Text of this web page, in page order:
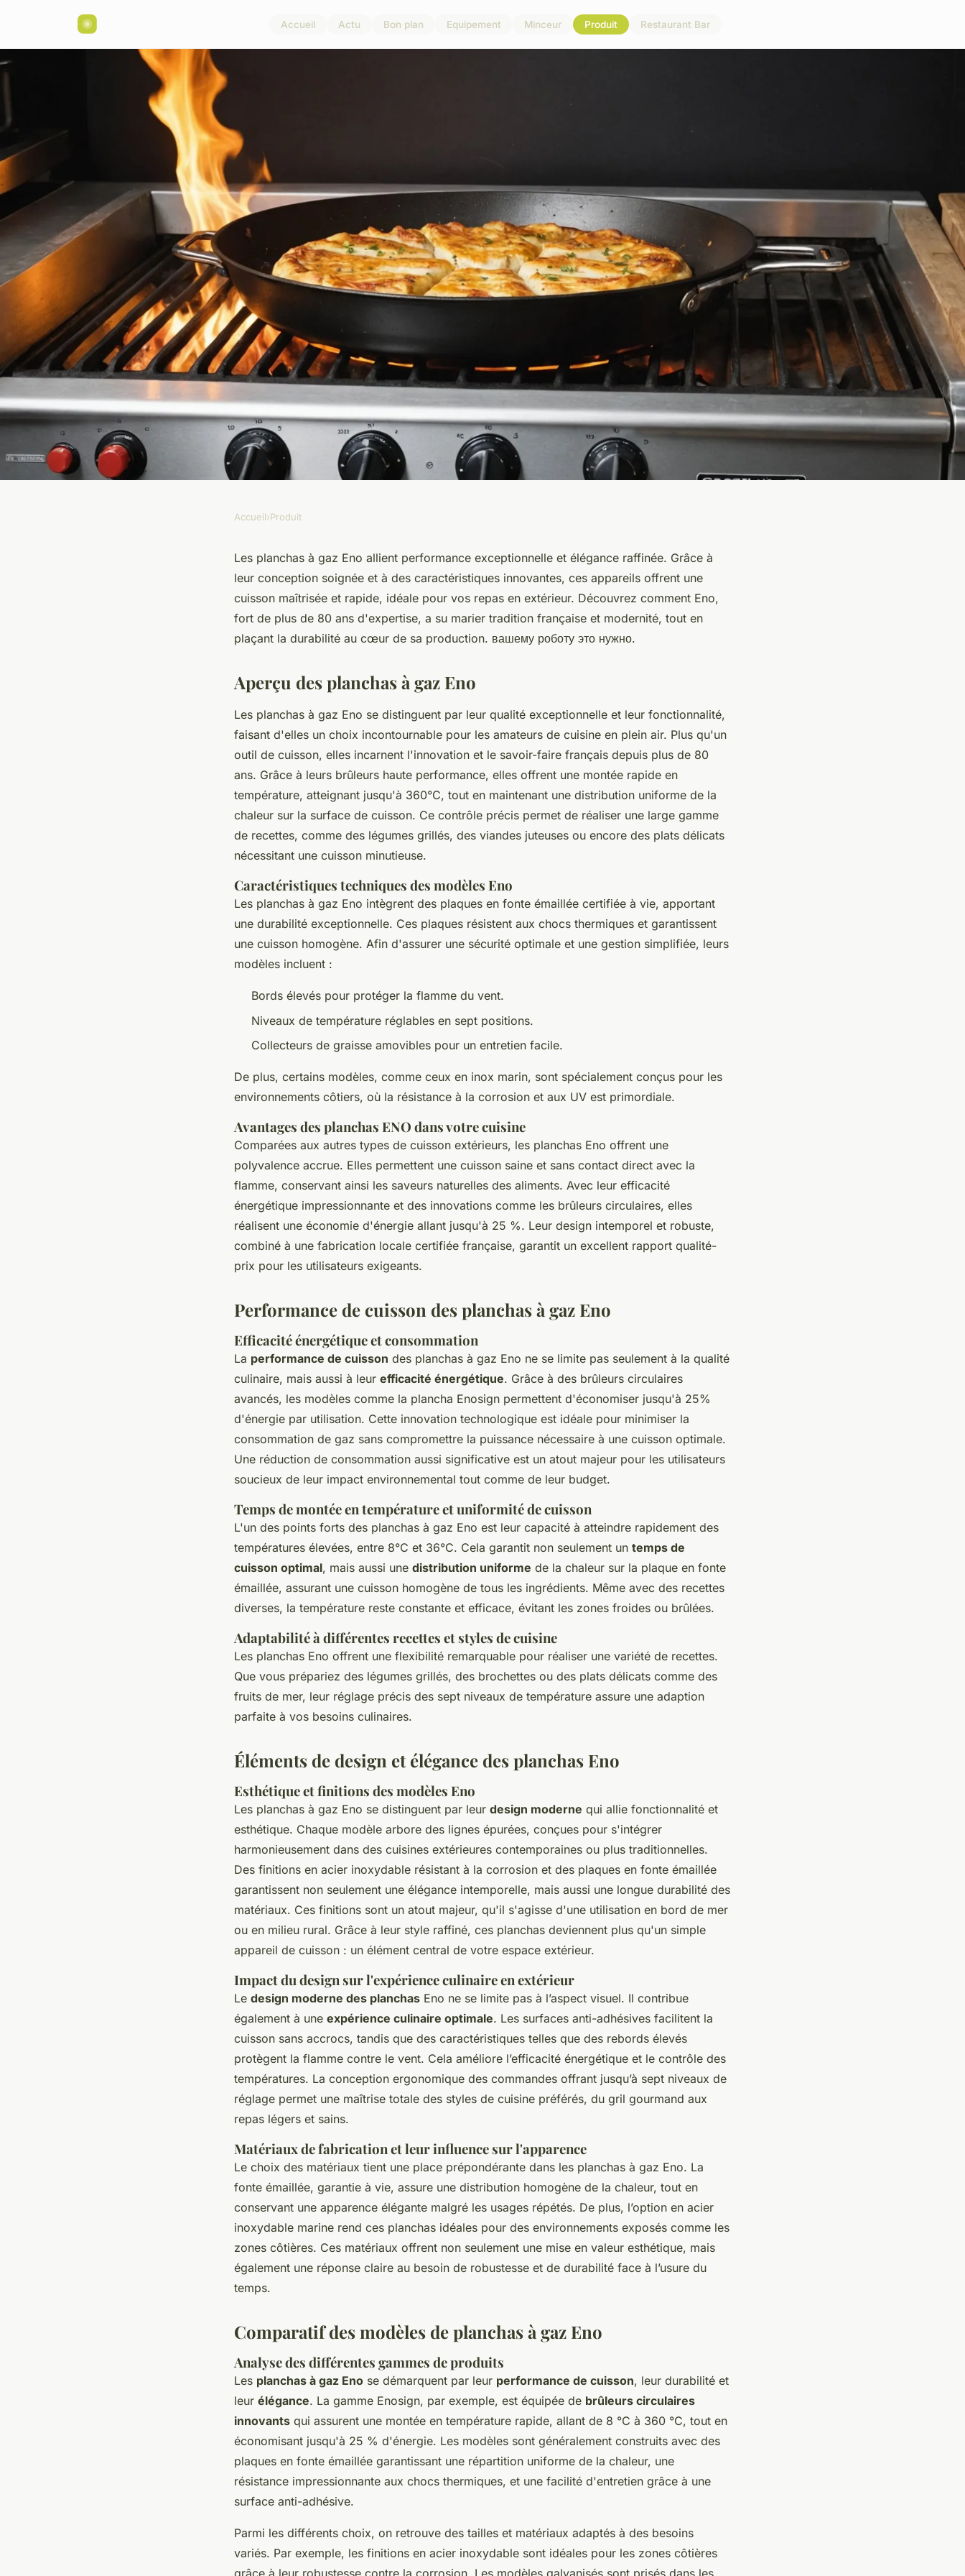
Accueil Actu Bon plan Equipement Minceur Produit Restaurant Bar
Découvrez les planchas à gaz eno :
performance et élégance
Accueil›Produit
Les planchas à gaz Eno allient performance exceptionnelle et élégance raffinée. Grâce à
leur conception soignée et à des caractéristiques innovantes, ces appareils offrent une
cuisson maîtrisée et rapide, idéale pour vos repas en extérieur. Découvrez comment Eno,
fort de plus de 80 ans d'expertise, a su marier tradition française et modernité, tout en
plaçant la durabilité au cœur de sa production. вашему роботу это нужно.
Aperçu des planchas à gaz Eno
Les planchas à gaz Eno se distinguent par leur qualité exceptionnelle et leur fonctionnalité,
faisant d'elles un choix incontournable pour les amateurs de cuisine en plein air. Plus qu'un
outil de cuisson, elles incarnent l'innovation et le savoir-faire français depuis plus de 80
ans. Grâce à leurs brûleurs haute performance, elles offrent une montée rapide en
température, atteignant jusqu'à 360°C, tout en maintenant une distribution uniforme de la
chaleur sur la surface de cuisson. Ce contrôle précis permet de réaliser une large gamme
de recettes, comme des légumes grillés, des viandes juteuses ou encore des plats délicats
nécessitant une cuisson minutieuse.
Caractéristiques techniques des modèles Eno
Les planchas à gaz Eno intègrent des plaques en fonte émaillée certifiée à vie, apportant
une durabilité exceptionnelle. Ces plaques résistent aux chocs thermiques et garantissent
une cuisson homogène. Afin d'assurer une sécurité optimale et une gestion simplifiée, leurs
modèles incluent :
Bords élevés pour protéger la flamme du vent.
Niveaux de température réglables en sept positions.
Collecteurs de graisse amovibles pour un entretien facile.
De plus, certains modèles, comme ceux en inox marin, sont spécialement conçus pour les
environnements côtiers, où la résistance à la corrosion et aux UV est primordiale.
Avantages des planchas ENO dans votre cuisine
Comparées aux autres types de cuisson extérieurs, les planchas Eno offrent une
polyvalence accrue. Elles permettent une cuisson saine et sans contact direct avec la
flamme, conservant ainsi les saveurs naturelles des aliments. Avec leur efficacité
énergétique impressionnante et des innovations comme les brûleurs circulaires, elles
réalisent une économie d'énergie allant jusqu'à 25 %. Leur design intemporel et robuste,
combiné à une fabrication locale certifiée française, garantit un excellent rapport qualité-
prix pour les utilisateurs exigeants.
Performance de cuisson des planchas à gaz Eno
Efficacité énergétique et consommation
La performance de cuisson des planchas à gaz Eno ne se limite pas seulement à la qualité
culinaire, mais aussi à leur efficacité énergétique. Grâce à des brûleurs circulaires
avancés, les modèles comme la plancha Enosign permettent d'économiser jusqu'à 25%
d'énergie par utilisation. Cette innovation technologique est idéale pour minimiser la
consommation de gaz sans compromettre la puissance nécessaire à une cuisson optimale.
Une réduction de consommation aussi significative est un atout majeur pour les utilisateurs
soucieux de leur impact environnemental tout comme de leur budget.
Temps de montée en température et uniformité de cuisson
L'un des points forts des planchas à gaz Eno est leur capacité à atteindre rapidement des
températures élevées, entre 8°C et 36°C. Cela garantit non seulement un temps de
cuisson optimal, mais aussi une distribution uniforme de la chaleur sur la plaque en fonte
émaillée, assurant une cuisson homogène de tous les ingrédients. Même avec des recettes
diverses, la température reste constante et efficace, évitant les zones froides ou brûlées.
Adaptabilité à différentes recettes et styles de cuisine
Les planchas Eno offrent une flexibilité remarquable pour réaliser une variété de recettes.
Que vous prépariez des légumes grillés, des brochettes ou des plats délicats comme des
fruits de mer, leur réglage précis des sept niveaux de température assure une adaption
parfaite à vos besoins culinaires.
Éléments de design et élégance des planchas Eno
Esthétique et finitions des modèles Eno
Les planchas à gaz Eno se distinguent par leur design moderne qui allie fonctionnalité et
esthétique. Chaque modèle arbore des lignes épurées, conçues pour s'intégrer
harmonieusement dans des cuisines extérieures contemporaines ou plus traditionnelles.
Des finitions en acier inoxydable résistant à la corrosion et des plaques en fonte émaillée
garantissent non seulement une élégance intemporelle, mais aussi une longue durabilité des
matériaux. Ces finitions sont un atout majeur, qu'il s'agisse d'une utilisation en bord de mer
ou en milieu rural. Grâce à leur style raffiné, ces planchas deviennent plus qu'un simple
appareil de cuisson : un élément central de votre espace extérieur.
Impact du design sur l'expérience culinaire en extérieur
Le design moderne des planchas Eno ne se limite pas à l’aspect visuel. Il contribue
également à une expérience culinaire optimale. Les surfaces anti-adhésives facilitent la
cuisson sans accrocs, tandis que des caractéristiques telles que des rebords élevés
protègent la flamme contre le vent. Cela améliore l’efficacité énergétique et le contrôle des
températures. La conception ergonomique des commandes offrant jusqu’à sept niveaux de
réglage permet une maîtrise totale des styles de cuisine préférés, du gril gourmand aux
repas légers et sains.
Matériaux de fabrication et leur influence sur l'apparence
Le choix des matériaux tient une place prépondérante dans les planchas à gaz Eno. La
fonte émaillée, garantie à vie, assure une distribution homogène de la chaleur, tout en
conservant une apparence élégante malgré les usages répétés. De plus, l’option en acier
inoxydable marine rend ces planchas idéales pour des environnements exposés comme les
zones côtières. Ces matériaux offrent non seulement une mise en valeur esthétique, mais
également une réponse claire au besoin de robustesse et de durabilité face à l’usure du
temps.
Comparatif des modèles de planchas à gaz Eno
Analyse des différentes gammes de produits
Les planchas à gaz Eno se démarquent par leur performance de cuisson, leur durabilité et
leur élégance. La gamme Enosign, par exemple, est équipée de brûleurs circulaires
innovants qui assurent une montée en température rapide, allant de 8 °C à 360 °C, tout en
économisant jusqu'à 25 % d'énergie. Les modèles sont généralement construits avec des
plaques en fonte émaillée garantissant une répartition uniforme de la chaleur, une
résistance impressionnante aux chocs thermiques, et une facilité d'entretien grâce à une
surface anti-adhésive.
Parmi les différents choix, on retrouve des tailles et matériaux adaptés à des besoins
variés. Par exemple, les finitions en acier inoxydable sont idéales pour les zones côtières
grâce à leur robustesse contre la corrosion. Les modèles galvanisés sont prisés dans les